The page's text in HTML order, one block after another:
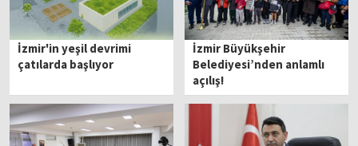
İzmir'in yeşil devrimi
çatılarda başlıyor
İzmir Büyükşehir
Belediyesi’nden anlamlı
açılış!